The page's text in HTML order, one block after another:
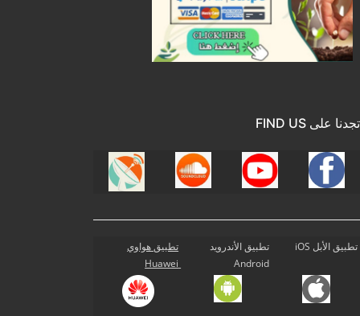
تجدنا على FIND US
تطبيق الأبل iOS
تطبيق الأندرويد
Android
تطبيق هواوي